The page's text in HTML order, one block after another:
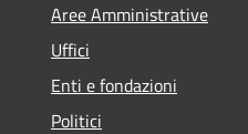
Aree Amministrative
Uffici
Enti e fondazioni
Politici